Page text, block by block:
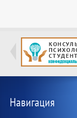
Навигация